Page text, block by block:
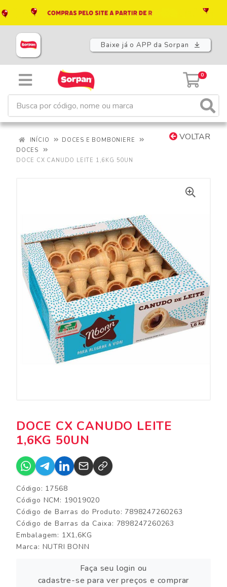
Baixe já o APP da Sorpan
0
VOLTAR
INÍCIO
DOCES E BOMBONIERE
DOCES
DOCE CX CANUDO LEITE 1,6KG 50UN
DOCE CX CANUDO LEITE
1,6KG 50UN
Código: 17568
Código NCM: 19019020
Código de Barras do Produto: 7898247260263
Código de Barras da Caixa: 7898247260263
Embalagem: 1X1,6KG
Marca: NUTRI BONN
Faça seu login ou
cadastre-se para ver preços e comprar